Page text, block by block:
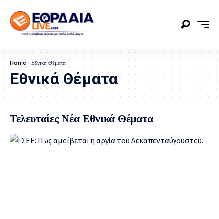
Home - Εθνικά Θέματα
Εθνικά Θέματα
Τελευταίες Νέα Εθνικά Θέματα